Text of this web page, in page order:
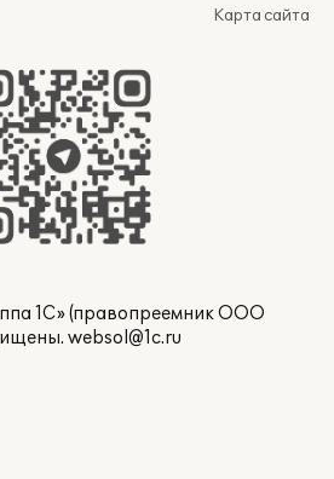
Карта сайта
1С» (правопреемник ООО
websol@1c.ru